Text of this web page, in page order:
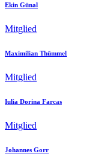
Ekin Günal
Mitglied
Maximilian Thümmel
Mitglied
Iulia Dorina Farcas
Mitglied
Johannes Gorr